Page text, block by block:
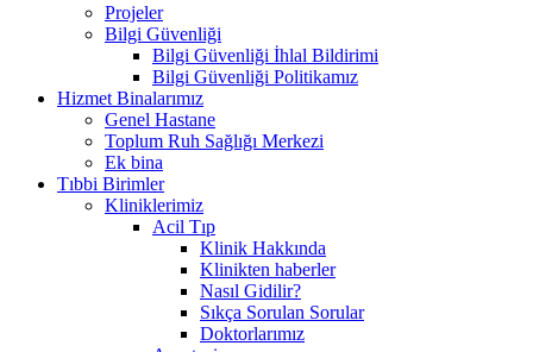
Projeler
Bilgi Güvenliği
Bilgi Güvenliği İhlal Bildirimi
Bilgi Güvenliği Politikamız
Hizmet Binalarımız
Genel Hastane
Toplum Ruh Sağlığı Merkezi
Ek bina
Tıbbi Birimler
Kliniklerimiz
Acil Tıp
Klinik Hakkında
Klinikten haberler
Nasıl Gidilir?
Sıkça Sorulan Sorular
Doktorlarımız